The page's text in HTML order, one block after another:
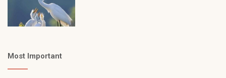
Most Important